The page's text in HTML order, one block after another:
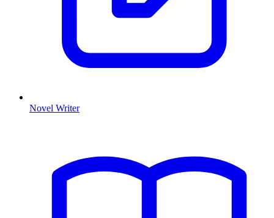
Novel Writer